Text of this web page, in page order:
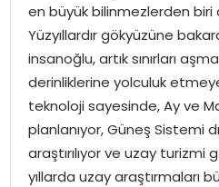
SOSYAL HABER
SPOR
EKONOMI
MAGAZIN
en büyük bilinmezlerden
Yüzyıllardır gökyüzüne
insanoğlu, artık sınırları
derinliklerine yolculuk
teknoloji sayesinde, Ay ve
planlanıyor, Güneş Sistemi
araştırılıyor ve uzay turizmi
yıllarda uzay araştırmaları